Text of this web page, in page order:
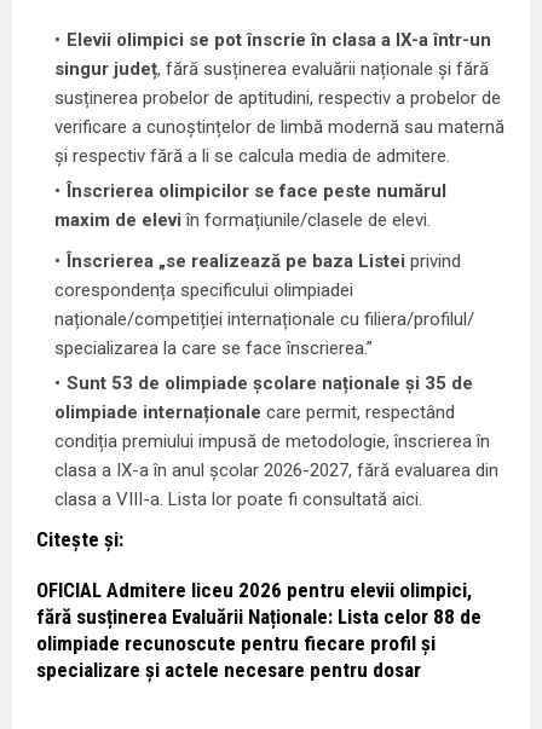
Elevii olimpici se pot înscrie în clasa a IX-a într-un
singur județ, fără susținerea evaluării naționale și fără
susținerea probelor de aptitudini, respectiv a probelor de
verificare a cunoștințelor de limbă modernă sau maternă
și respectiv fără a li se calcula media de admitere.
Înscrierea olimpicilor se face peste numărul
maxim de elevi în formațiunile/clasele de elevi.
Înscrierea „se realizează pe baza Listei privind
corespondența specificului olimpiadei
naționale/competiției internaționale cu filiera/profilul/
specializarea la care se face înscrierea.”
Sunt 53 de olimpiade școlare naționale și 35 de
olimpiade internaționale care permit, respectând
condiția premiului impusă de metodologie, înscrierea în
clasa a IX-a în anul școlar 2026-2027, fără evaluarea din
clasa a VIII-a. Lista lor poate fi consultată aici.
Citește și:
OFICIAL Admitere liceu 2026 pentru elevii olimpici,
fără susținerea Evaluării Naționale: Lista celor 88 de
olimpiade recunoscute pentru fiecare profil și
specializare și actele necesare pentru dosar